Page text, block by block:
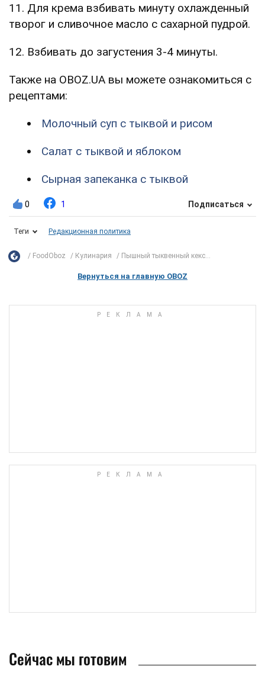
11. Для крема взбивать минуту охлажденный
творог и сливочное масло с сахарной пудрой.
12. Взбивать до загустения 3-4 минуты.
Также на OBOZ.UA вы можете ознакомиться с
рецептами:
Молочный суп с тыквой и рисом
Салат с тыквой и яблоком
Сырная запеканка с тыквой
0 1 Подписаться
Теги Редакционная политика
FoodOboz Кулинария Пышный тыквенный кекс...
Вернуться на главную OBOZ
Сейчас мы готовим